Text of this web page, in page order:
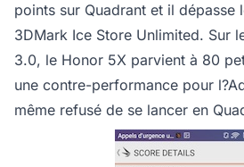
points sur Quadrant et il dépasse
3DMark Ice Store Unlimited. Sur
3.0, le Honor 5X parvient à 80
une contre-performance pour
même refusé de se lancer en